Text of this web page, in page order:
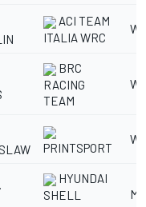
ACI TEAM
ITALIA WRC
BRC
RACING
TEAM
PRINTSPORT
HYUNDAI
SHELL
M